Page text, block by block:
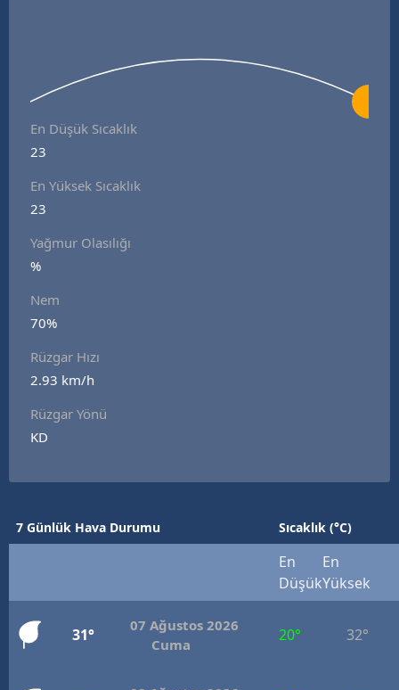
En Düşük Sıcaklık
23
En Yüksek Sıcaklık
23
Yağmur Olasılığı
%
Nem
70%
Rüzgar Hızı
2.93 km/h
Rüzgar Yönü
KD
7 Günlük Hava Durumu Sıcaklık (°C)
En
Düşük
En
Yüksek
31°
07 Ağustos 2026
Cuma
20° 32°